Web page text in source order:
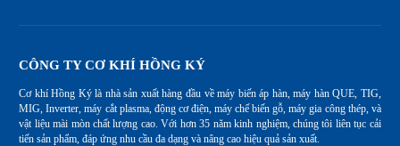
CÔNG TY CƠ KHÍ HỒNG KÝ
Cơ khí Hồng Ký là nhà sản xuất hàng đầu về máy biến áp hàn, máy hàn QUE, TIG,
MIG, Inverter, máy cắt plasma, động cơ điện, máy chế biến gỗ, máy gia công thép, và
vật liệu mài mòn chất lượng cao. Với hơn 35 năm kinh nghiệm, chúng tôi liên tục cải
tiến sản phẩm, đáp ứng nhu cầu đa dạng và nâng cao hiệu quả sản xuất.